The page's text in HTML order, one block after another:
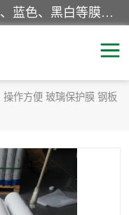
该类保护膜有复合，透明、奶白、蓝色、黑白等膜型。特高粘，高粘，中高粘，中粘，中低粘，低粘等。对于不同的粘力要求有相应的产品相适配。无胶渍残留污染。在较宽的收卷幅度下平整无皱纹，收卷长度大，利于机械化及自动化施工粘贴。为您的产品提供的表面保护解决方案。 产品广泛适用于：铝材、不锈钢、金属、塑料、电子、家电、家具、玻璃、化工材料、装饰材料等。
操作方便 玻璃保护膜 钢板
保护膜
保护膜